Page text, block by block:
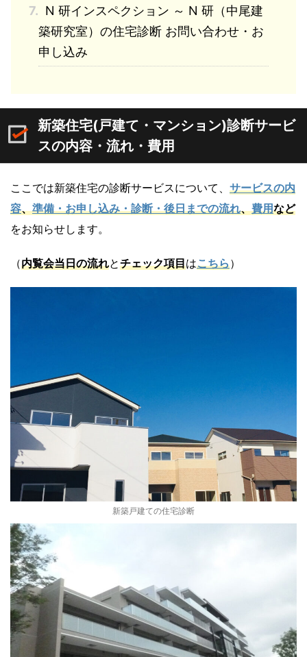
7. N 研インスペクション ～ N 研（中尾建
築研究室）の住宅診断 お問い合わせ・お
申し込み
新築住宅(戸建て・マンション)診断サービ
スの内容・流れ・費用
ここでは新築住宅の診断サービスについて、 サービスの内
容、準備・お申し込み・診断・後日までの流れ、費用など
をお知らせします。
（内覧会当日の流れとチェック項目はこちら）
新築戸建ての住宅診断